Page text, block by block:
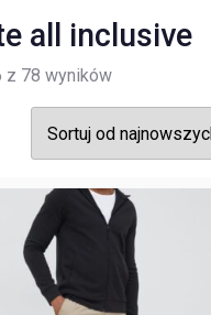
all inclusive
z 78 wynikówPosortowane
najnowszych